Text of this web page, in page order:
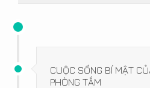
CUỘC SỐNG BÍ MẬT
PHÒNG TẮM